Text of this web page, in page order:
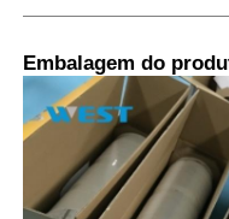
Embalagem do